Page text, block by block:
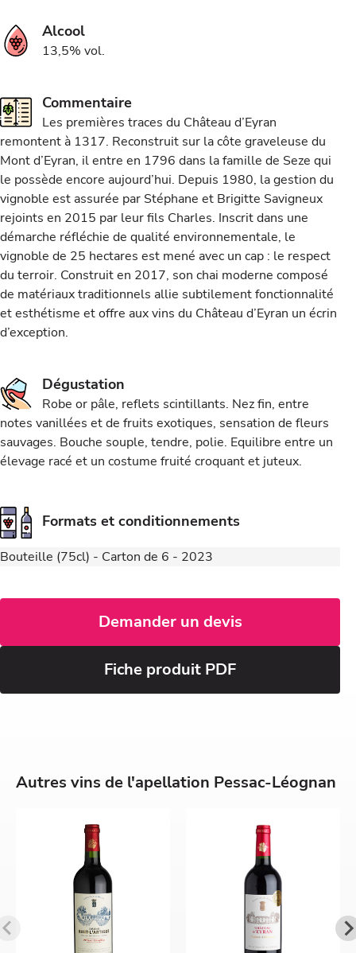
Alcool
13,5% vol.
Commentaire
Les premières traces du Château d’Eyran
remontent à 1317. Reconstruit sur la côte graveleuse du
Mont d’Eyran, il entre en 1796 dans la famille de Seze qui
le possède encore aujourd’hui. Depuis 1980, la gestion du
vignoble est assurée par Stéphane et Brigitte Savigneux
rejoints en 2015 par leur fils Charles. Inscrit dans une
démarche réfléchie de qualité environnementale, le
vignoble de 25 hectares est mené avec un cap : le respect
du terroir. Construit en 2017, son chai moderne composé
de matériaux traditionnels allie subtilement fonctionnalité
et esthétisme et offre aux vins du Château d’Eyran un écrin
d’exception.
Dégustation
Robe or pâle, reflets scintillants. Nez fin, entre
notes vanillées et de fruits exotiques, sensation de fleurs
sauvages. Bouche souple, tendre, polie. Equilibre entre un
élevage racé et un costume fruité croquant et juteux.
Formats et conditionnements
Bouteille (75cl) - Carton de 6 - 2023
Demander un devis
Fiche produit PDF
Autres vins de l'apellation Pessac-Léognan